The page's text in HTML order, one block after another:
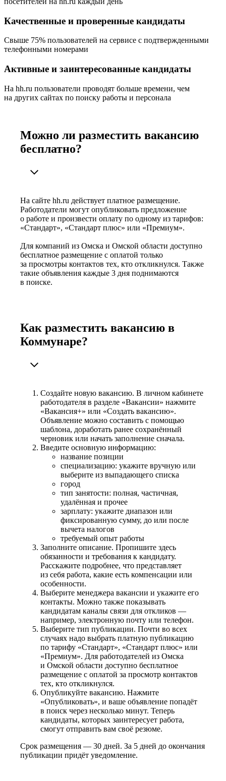
Качественные и проверенные кандидаты
Свыше 75% пользователей на сервисе с подтвержденными
телефонными номерами
Активные и заинтересованные кандидаты
На hh.ru пользователи проводят больше времени, чем
на других сайтах по поиску работы и персонала
Можно ли разместить вакансию
бесплатно?
На сайте hh.ru действует платное размещение.
Работодатели могут опубликовать предложение
о работе и произвести оплату по одному из тарифов:
«Стандарт», «Стандарт плюс» или «Премиум».
Для компаний из Омска и Омской области доступно
бесплатное размещение с оплатой только
за просмотры контактов тех, кто откликнулся. Также
такие объявления каждые 3 дня поднимаются
в поиске.
Как разместить вакансию в
Коммунаре?
Создайте новую вакансию. В личном кабинете
работодателя в разделе «Вакансии» нажмите
«Вакансия+» или «Создать вакансию».
Объявление можно составить с помощью
шаблона, доработать ранее сохранённый
черновик или начать заполнение сначала.
Введите основную информацию:
название позиции
специализацию: укажите вручную или
выберите из выпадающего списка
город
тип занятости: полная, частичная,
удалённая и прочее
зарплату: укажите диапазон или
фиксированную сумму, до или после
вычета налогов
требуемый опыт работы
Заполните описание. Пропишите здесь
обязанности и требования к кандидату.
Расскажите подробнее, что представляет
из себя работа, какие есть компенсации или
особенности.
Выберите менеджера вакансии и укажите его
контакты. Можно также показывать
кандидатам каналы связи для откликов —
например, электронную почту или телефон.
Выберите тип публикации. Почти во всех
случаях надо выбрать платную публикацию
по тарифу «Стандарт», «Стандарт плюс» или
«Премиум». Для работодателей из Омска
и Омской области доступно бесплатное
размещение с оплатой за просмотр контактов
тех, кто откликнулся.
Опубликуйте вакансию. Нажмите
«Опубликовать», и ваше объявление попадёт
в поиск через несколько минут. Теперь
кандидаты, которых заинтересует работа,
смогут отправить вам своё резюме.
Срок размещения — 30 дней. За 5 дней до окончания
публикации придёт уведомление.